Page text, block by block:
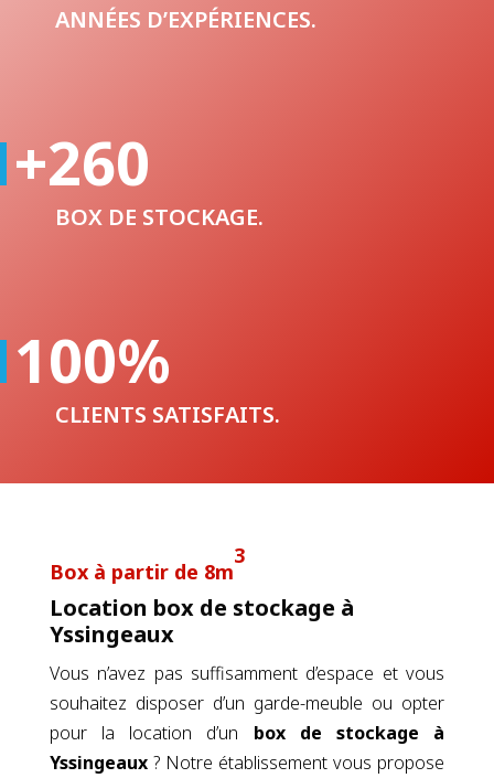
ANNÉES D’EXPÉRIENCES.
+260
BOX DE STOCKAGE.
100%
CLIENTS SATISFAITS.
Box à partir de 8m
3
Location box de stockage à
Yssingeaux
Vous n’avez pas suffisamment d’espace et vous
souhaitez disposer d’un garde-meuble ou opter
pour la location d’un box de stockage
à
Yssingeaux? Notre établissement vous propose